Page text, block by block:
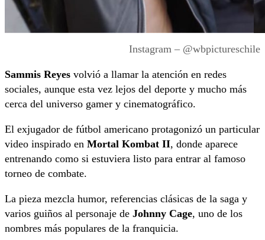
Instagram – @wbpictureschile
Sammis Reyes volvió a llamar la atención en redes
sociales, aunque esta vez lejos del deporte y mucho más
cerca del universo gamer y cinematográfico.
El exjugador de fútbol americano protagonizó un particular
video inspirado en Mortal Kombat II, donde aparece
entrenando como si estuviera listo para entrar al famoso
torneo de combate.
La pieza mezcla humor, referencias clásicas de la saga y
varios guiños al personaje de Johnny Cage, uno de los
nombres más populares de la franquicia.